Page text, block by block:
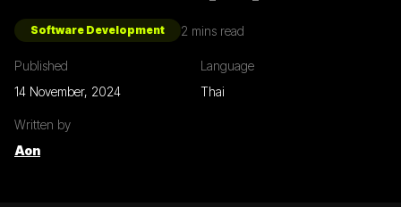
Software Development 2 mins read
Published
14 November, 2024
Language
Thai
Written by
Aon